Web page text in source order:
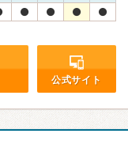
公式サイト